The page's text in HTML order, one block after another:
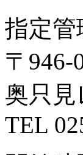
指定管
〒
奥只
TEL